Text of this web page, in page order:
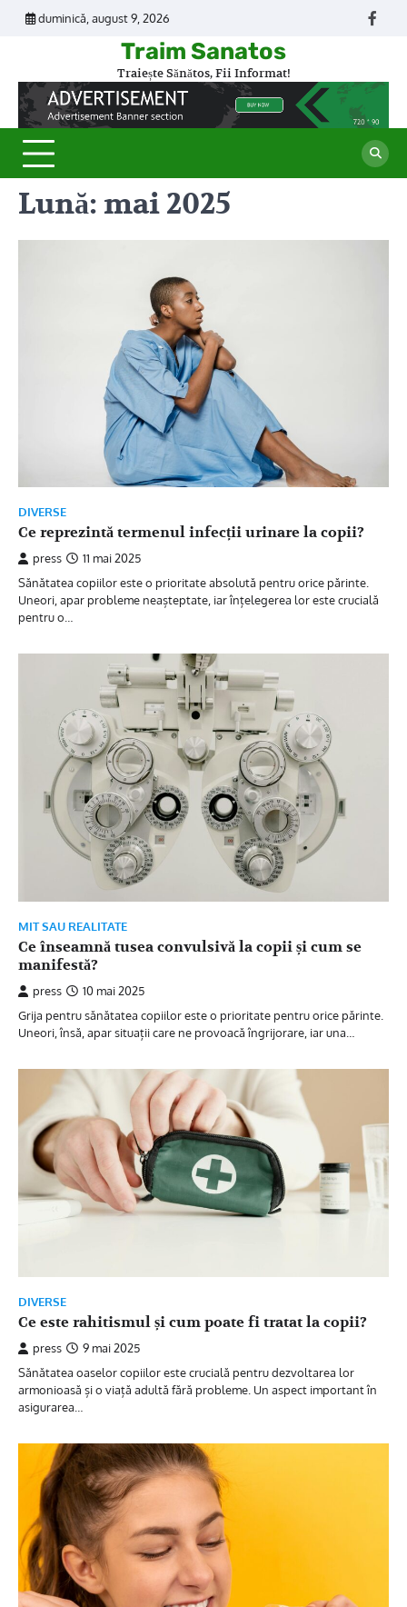
Skip
duminică, august 9, 2026
Traim Sanatos
Traiește Sănătos, Fii Informat!
Lună: mai 2025
DIVERSE
Ce reprezintă termenul infecții urinare la copii?
press
11 mai 2025
Sănătatea copiilor este o prioritate absolută pentru orice părinte.
Uneori, apar probleme neașteptate, iar înțelegerea lor este crucială
pentru o…
MIT SAU REALITATE
Ce înseamnă tusea convulsivă la copii și cum se
manifestă?
press
10 mai 2025
Grija pentru sănătatea copiilor este o prioritate pentru orice părinte.
Uneori, însă, apar situații care ne provoacă îngrijorare, iar una…
DIVERSE
Ce este rahitismul și cum poate fi tratat la copii?
press
9 mai 2025
Sănătatea oaselor copiilor este crucială pentru dezvoltarea lor
armonioasă și o viață adultă fără probleme. Un aspect important în
asigurarea…